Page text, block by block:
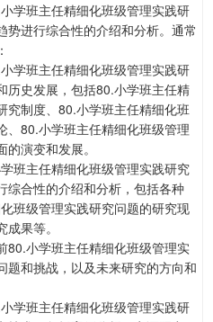
学班主任精细化班级管理实践研
势进行综合性的介绍和分析。通常
学班主任精细化班级管理实践研
历史发展，包括80.小学班主任精
究制度、80.小学班主任精细化班
、80.小学班主任精细化班级管理
演变和发展。
班主任精细化班级管理实践研究
综合性的介绍和分析，包括各种
班级管理实践研究问题的研究现
果等。
80.小学班主任精细化班级管理实
题和挑战，以及未来研究的方向和
学班主任精细化班级管理实践研